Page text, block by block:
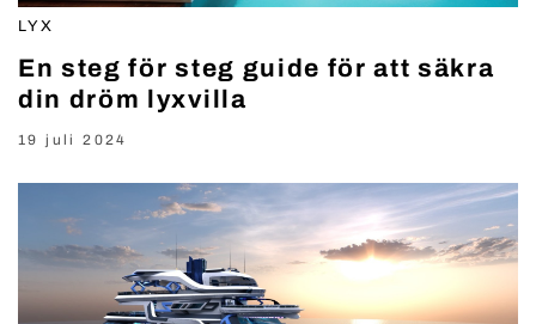
LYX
En steg för steg guide för att säkra
din dröm lyxvilla
19 juli 2024